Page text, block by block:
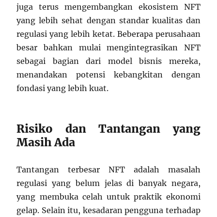
juga terus mengembangkan ekosistem NFT
yang lebih sehat dengan standar kualitas dan
regulasi yang lebih ketat. Beberapa perusahaan
besar bahkan mulai mengintegrasikan NFT
sebagai bagian dari model bisnis mereka,
menandakan potensi kebangkitan dengan
fondasi yang lebih kuat.
Risiko dan Tantangan yang
Masih Ada
Tantangan terbesar NFT adalah masalah
regulasi yang belum jelas di banyak negara,
yang membuka celah untuk praktik ekonomi
gelap. Selain itu, kesadaran pengguna terhadap